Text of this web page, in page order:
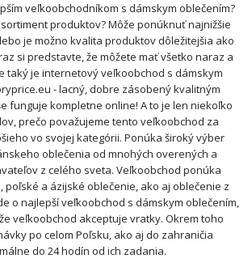
veľkoobchodníkom s dámskym oblečením?
produktov? Môže ponúknuť najnižšie
je možno kvalita produktov dôležitejšia ako
si predstavte, že môžete mať všetko naraz a
taký je internetový veľkoobchod s dámskym
- lacný, dobre zásobený kvalitným
funguje kompletne online! A to je len niekoľko
prečo považujeme tento veľkoobchod za
vo svojej kategórii. Ponúka široký výber
oblečenia od mnohých overených a
z celého sveta. Veľkoobchod ponúka
poľské a ázijské oblečenie, ako aj oblečenie z
o najlepší veľkoobchod s dámskym oblečením,
veľkoobchod akceptuje vratky. Okrem toho
po celom Poľsku, ako aj do zahraničia
do 24 hodín od ich zadania.